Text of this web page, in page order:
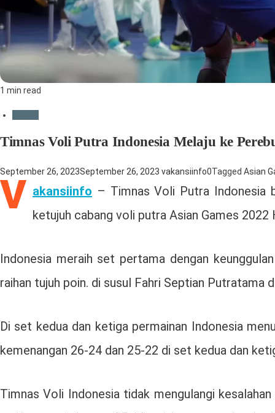
1 min read
Timnas Voli Putra Indonesia Melaju ke
September 26, 2023September 26, 2023 vakansiinfo0Tagged Asian
V akansiinfo – Timnas Voli Putra Indonesia
ketujuh cabang voli putra Asian Games
Indonesia meraih set pertama dengan
raihan tujuh poin. di susul Fahri Septian Putratama
Di set kedua dan ketiga permainan Indonesia
kemenangan 26-24 dan 25-22 di set kedua dan
Timnas Voli Indonesia tidak mengulangi